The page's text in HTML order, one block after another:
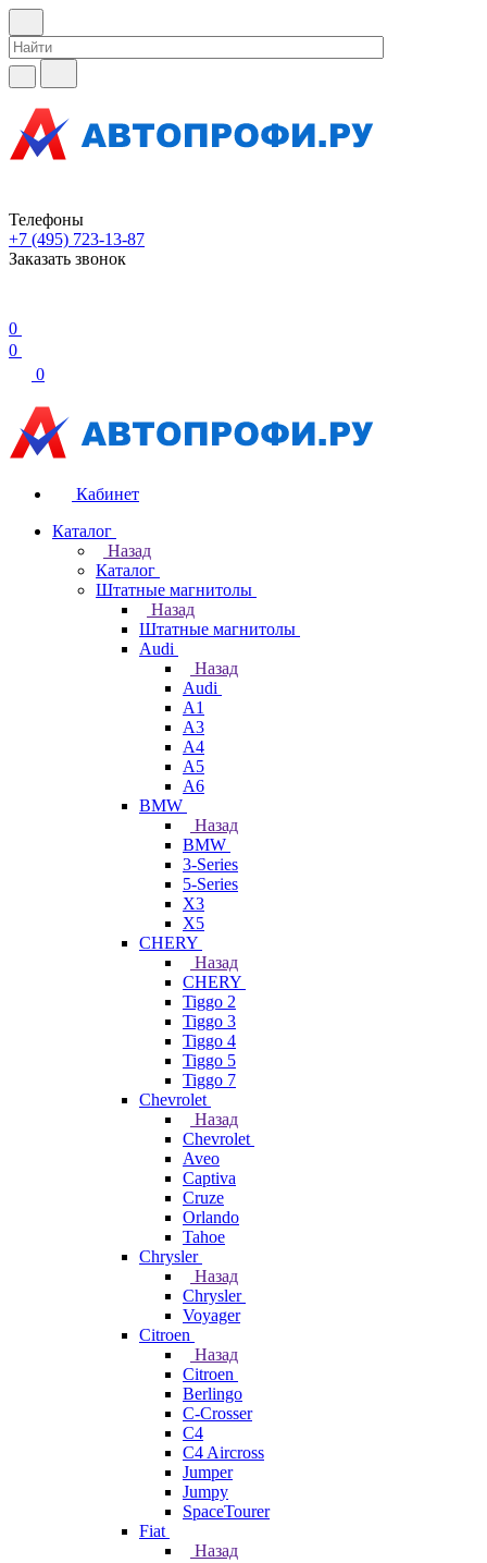
Телефоны
+7 (495) 723-13-87
Заказать звонок
0
0
0
Кабинет
Каталог
Назад
Каталог
Штатные магнитолы
Назад
Штатные магнитолы
Audi
Назад
Audi
A1
A3
A4
A5
A6
BMW
Назад
BMW
3-Series
5-Series
X3
X5
CHERY
Назад
CHERY
Tiggo 2
Tiggo 3
Tiggo 4
Tiggo 5
Tiggo 7
Chevrolet
Назад
Chevrolet
Aveo
Captiva
Cruze
Orlando
Tahoe
Chrysler
Назад
Chrysler
Voyager
Citroen
Назад
Citroen
Berlingo
C-Crosser
C4
C4 Aircross
Jumper
Jumpy
SpaceTourer
Fiat
Назад